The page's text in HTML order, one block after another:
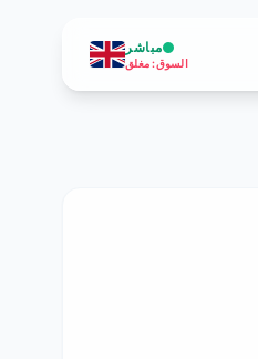
مباشر
السوق:مغلق